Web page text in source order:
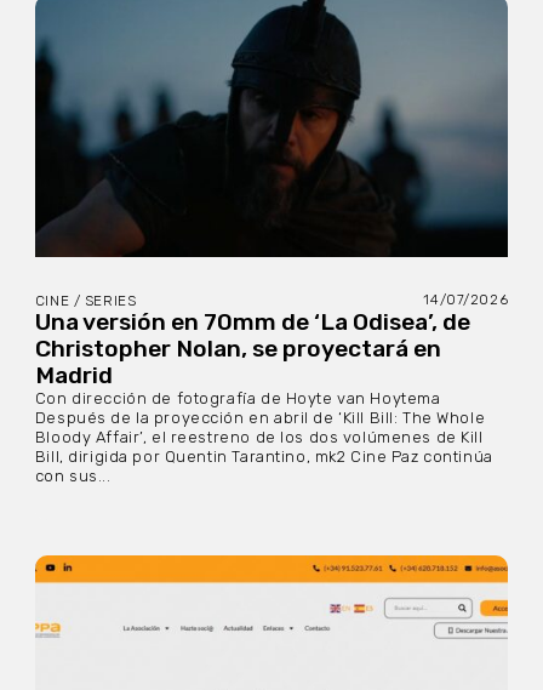
CINE / SERIES 14/07/2026
Una versión en 70mm de ‘La Odisea’, de
Christopher Nolan, se proyectará en
Madrid
Con dirección de fotografía de Hoyte van Hoytema
Después de la proyección en abril de ‘Kill Bill: The Whole
Bloody Affair’, el reestreno de los dos volúmenes de Kill
Bill, dirigida por Quentin Tarantino, mk2 Cine Paz continúa
con sus...